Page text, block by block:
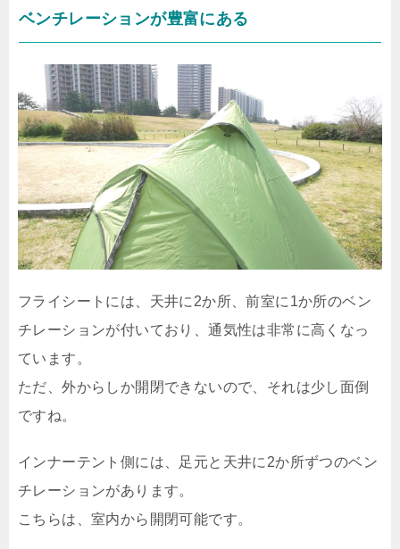
ベンチレーションが豊富にある
フライシートには、天井に2か所、前室に1か所のベン
チレーションが付いており、通気性は非常に高くなっ
ています。
ただ、外からしか開閉できないので、それは少し面倒
ですね。
インナーテント側には、足元と天井に2か所ずつのベン
チレーションがあります。
こちらは、室内から開閉可能です。